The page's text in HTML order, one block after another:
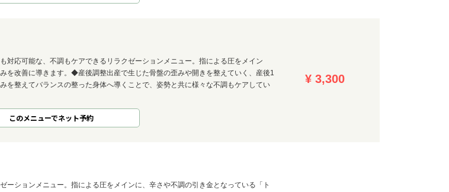
応可能な、不調もケアできるリラクゼーションメニュー。指による圧をメイン
を改善に導きます。◆産後調整出産で生じた骨盤の歪みや開きを整えていく、産後1
整えてバランスの整った身体へ導くことで、姿勢と共に様々な不調もケアしてい
¥ 3,300
このメニューでネット予約
ションメニュー。指による圧をメインに、辛さや不調の引き金となっている「ト